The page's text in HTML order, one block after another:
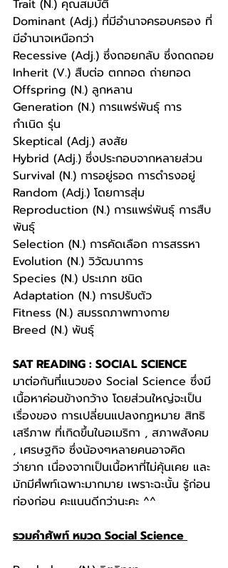
Trait (N.) คุณสมบัติ
Dominant (Adj.) ที่มีอำนาจครอบครอง ที่
มีอำนาจเหนือกว่า
Recessive (Adj.) ซึ่งถอยกลับ ซึ่งถดถอย
Inherit (V.) สืบต่อ ตกทอด ถ่ายทอด
Offspring (N.) ลูกหลาน
Generation (N.) การแพร่พันธุ์ การ
กำเนิด รุ่น
Skeptical (Adj.) สงสัย
Hybrid (Adj.) ซึ่งประกอบจากหลายส่วน
Survival (N.) การอยู่รอด การดำรงอยู่
Random (Adj.) โดยการสุ่ม
Reproduction (N.) การแพร่พันธุ์ การสืบ
พันธ์ุ
Selection (N.) การคัดเลือก การสรรหา
Evolution (N.) วิวัฒนาการ
Species (N.) ประเภท ชนิด
Adaptation (N.) การปรับตัว
Fitness (N.) สมรรถภาพทางกาย
Breed (N.) พันธุ์
SAT READING : SOCIAL SCIENCE
มาต่อกันที่แนวของ Social Science ซึ่งมี
เนื้อหาค่อนข้างกว้าง โดยส่วนใหญ่จะเป็น
เรื่องของ การเปลี่ยนแปลงกฏหมาย สิทธิ
เสรีภาพ ที่เกิดขึ้นในอเมริกา , สภาพสังคม
, เศรษฐกิจ ซึ่งน้องๆหลายคนอาจคิด
ว่ายาก เนื่องจากเป็นเนื้อหาที่ไม่คุ้นเคย และ
มักมีศํพท์เฉพาะมากมาย เพราะฉะนั้น รู้ก่อน
ท่องก่อน คะแนนดีกว่านะคะ ^^
รวมคำศัพท์ หมวด Social Science